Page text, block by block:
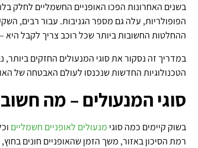
בשנים האחרונות הפכו האופניים החשמליים לחלק
הפופולריות, עלה גם מספר הגניבות. עבור רבים,
ההחלטות החשובות ביותר שכל רוכב צריך לקבל
במדריך זה נסקור את סוגי המנעולים החזקים ביותר,
הטכנולוגיות החדשות שנכנסו לעולם האבטחה של
סוגי המנעולים – מה
בשוק קיימים כמה סוגי מנעולים לאופניים חשמליים
רמת הסיכון באזור, משך הזמן שהאופניים חונים